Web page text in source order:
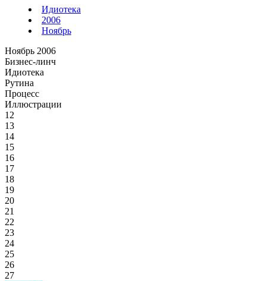
Идиотека
2006
Ноябрь
Ноябрь 2006
Бизнес-линч
Идиотека
Рутина
Процесс
Иллюстрации
12
13
14
15
16
17
18
19
20
21
22
23
24
25
26
27